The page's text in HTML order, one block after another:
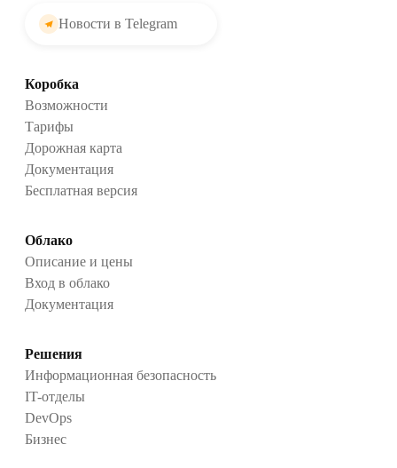
Новости в Telegram
Коробка
Возможности
Тарифы
Дорожная карта
Документация
Бесплатная версия
Облако
Описание и цены
Вход в облако
Документация
Решения
Информационная безопасность
IT-отделы
DevOps
Бизнес